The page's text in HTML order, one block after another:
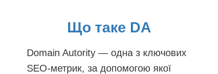
Що таке DA
Domain Autority — одна з ключових
SEO-метрик, за допомогою якої